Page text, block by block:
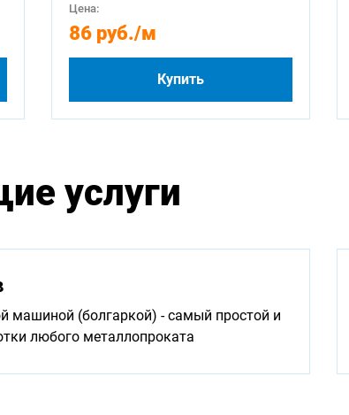
Цена:
86 руб./м
Купить
услуги
машиной (болгаркой) - самый простой и
любого металлопроката